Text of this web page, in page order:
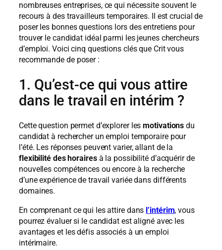
nombreuses entreprises, ce qui nécessite souvent le
recours à des travailleurs temporaires. Il est crucial de
poser les bonnes questions lors des entretiens pour
trouver le candidat idéal parmi les jeunes chercheurs
d’emploi. Voici cinq questions clés que Crit vous
recommande de poser :
1. Qu’est-ce qui vous attire
dans le travail en intérim ?
Cette question permet d’explorer lesmotivations du
candidat à rechercher un emploi temporaire pour
l’été. Les réponses peuvent varier, allant de la
flexibilité des horairesà la possibilité d’acquérir de
nouvelles compétences ou encore à la recherche
d’une expérience de travail variée dans différents
domaines.
En comprenant ce qui les attire dans l’intérim, vous
pourrez évaluer si le candidat est aligné avec les
avantages et les défis associés à un emploi
intérimaire.